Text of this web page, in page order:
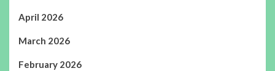
April 2026
March 2026
February 2026